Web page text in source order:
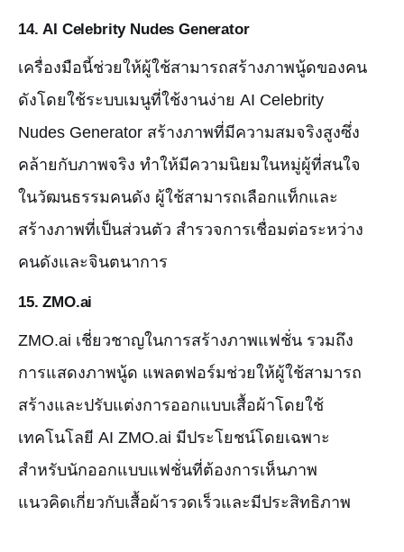
14.AI Celebrity Nudes Generator
เครื่องมือนี้ช่วยให้ผู้ใช้สามารถสร้างภาพนู้ดของคน
ดังโดยใช้ระบบเมนูที่ใช้งานง่าย AI Celebrity
Nudes Generator สร้างภาพที่มีความสมจริงสูงซึ่ง
คล้ายกับภาพจริง ทำให้มีความนิยมในหมู่ผู้ที่สนใจ
ในวัฒนธรรมคนดัง ผู้ใช้สามารถเลือกแท็กและ
สร้างภาพที่เป็นส่วนตัว สำรวจการเชื่อมต่อระหว่าง
คนดังและจินตนาการ
15.ZMO.ai
ZMO.ai เชี่ยวชาญในการสร้างภาพแฟชั่น รวมถึง
การแสดงภาพนู้ด แพลตฟอร์มช่วยให้ผู้ใช้สามารถ
สร้างและปรับแต่งการออกแบบเสื้อผ้าโดยใช้
เทคโนโลยี AI ZMO.ai มีประโยชน์โดยเฉพาะ
สำหรับนักออกแบบแฟชั่นที่ต้องการเห็นภาพ
แนวคิดเกี่ยวกับเสื้อผ้ารวดเร็วและมีประสิทธิภาพ